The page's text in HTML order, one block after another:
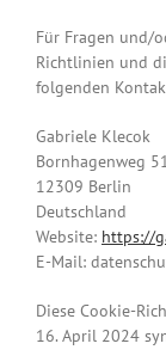
Für Fragen und/
Richtlinien und
folgenden
Gabriele Klecok
Bornhagenweg
12309 Berlin
Deutschland
Website: https://
E-Mail:
Diese Cookie-
16. April 2024